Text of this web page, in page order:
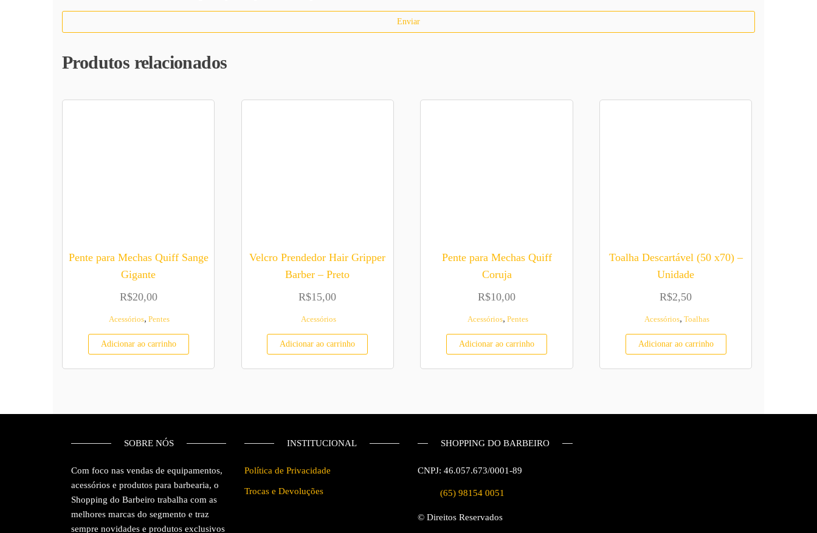
Produtos relacionados
Pente para Mechas Quiff Sange
Gigante
R$20,00
Acessórios, Pentes
Adicionar ao carrinho
Velcro Prendedor Hair Gripper
Barber – Preto
R$15,00
Acessórios
Adicionar ao carrinho
Pente para Mechas Quiff
Coruja
R$10,00
Acessórios, Pentes
Adicionar ao carrinho
Toalha Descartável (50 x70) –
Unidade
R$2,50
Acessórios, Toalhas
Adicionar ao carrinho
SOBRE NÓS
Com foco nas vendas de equipamentos,
acessórios e produtos para barbearia, o
Shopping do Barbeiro trabalha com as
melhores marcas do segmento e traz
sempre novidades e produtos exclusivos
INSTITUCIONAL
Política de Privacidade
Trocas e Devoluções
SHOPPING DO BARBEIRO
CNPJ: 46.057.673/0001-89
(65) 98154 0051
© Direitos Reservados